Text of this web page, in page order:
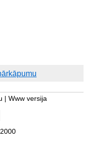
Www versija